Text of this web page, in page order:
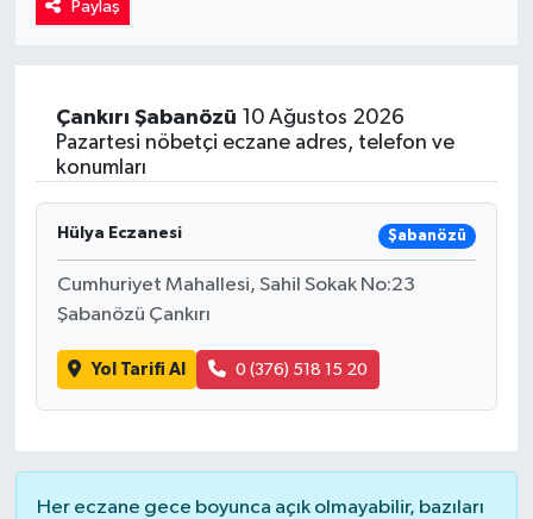
Paylaş
Çankırı Şabanözü 10 Ağustos 2026
Pazartesi nöbetçi eczane adres, telefon ve
konumları
Hülya Eczanesi Şabanözü
Cumhuriyet Mahallesi, Sahil Sokak No:23
Şabanözü Çankırı
Yol Tarifi Al 0 (376) 518 15 20
Her eczane gece boyunca açık olmayabilir, bazıları
Yaşam